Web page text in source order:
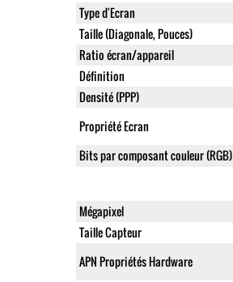
Type d'Ecran
Taille (Diagonale, Pouces)
Ratio écran/appareil
Définition
Densité (PPP)
Propriété Ecran
Bits par composant couleur (RGB)
Mégapixel
Taille Capteur
APN Propriétés Hardware